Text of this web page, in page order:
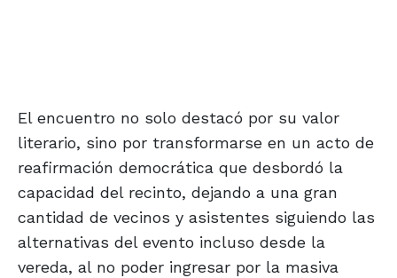
El encuentro no solo destacó por su valor
literario, sino por transformarse en un acto de
reafirmación democrática que desbordó la
capacidad del recinto, dejando a una gran
cantidad de vecinos y asistentes siguiendo las
alternativas del evento incluso desde la
vereda, al no poder ingresar por la masiva